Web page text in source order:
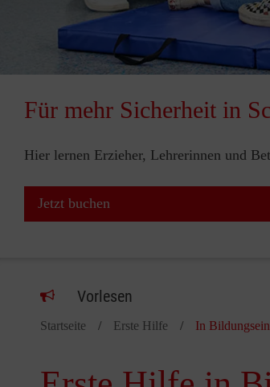
Für mehr Sicherheit in
Hier lernen Erzieher, Lehrerinnen und
Jetzt buchen
Vorlesen
Startseite Erste Hilfe In